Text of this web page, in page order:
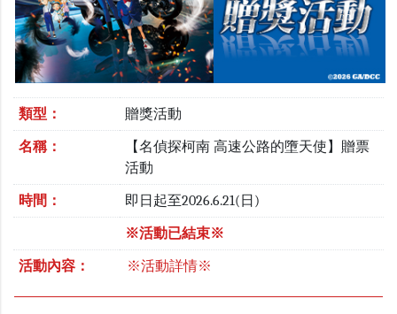
類型： 贈獎活動
名稱：
【名偵探柯南 高速公路的墮天使】贈票
活動
時間： 即日起至2026.6.21(日)
※活動已結束※
活動內容： ※活動詳情※